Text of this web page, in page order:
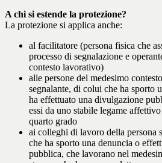
A chi si estende la protezione?
La protezione si applica anche:
al facilitatore (persona fisica che
processo di segnalazione e
contesto lavorativo)
alle persone del medesimo
segnalante, di colui che ha sporto
ha effettuato una divulgazione
essi da uno stabile legame
quarto grado
ai colleghi di lavoro della persona
che ha sporto una denuncia o
pubblica, che lavorano nel